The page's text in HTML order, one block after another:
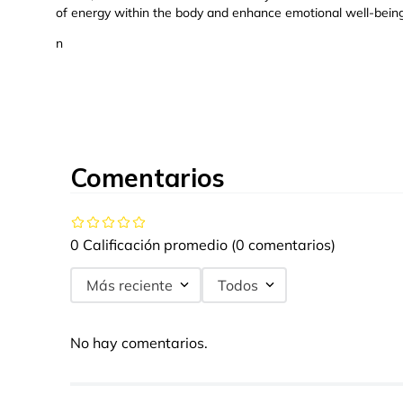
of energy within the body and enhance emotional well-
n
Comentarios
0 Calificación promedio (0 comentarios)
Más reciente Todos
No hay comentarios.